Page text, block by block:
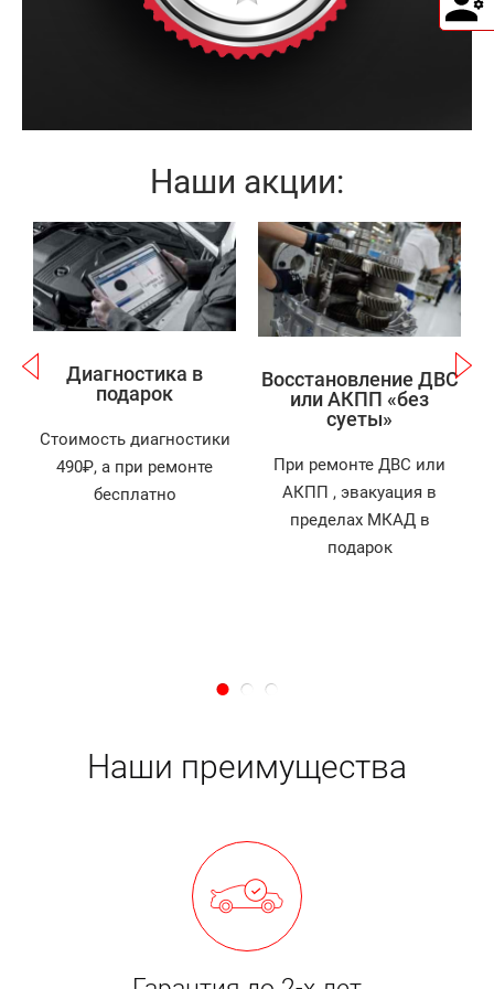
Наши акции:
Записаться
Диагностика в
подарок
Стоимость диагностики
490₽, а при ремонте
бесплатно
Записаться
Восстановление ДВС
или АКПП «без
суеты»
При ремонте ДВС или
АКПП , эвакуация в
пределах МКАД в
подарок
Наши преимущества